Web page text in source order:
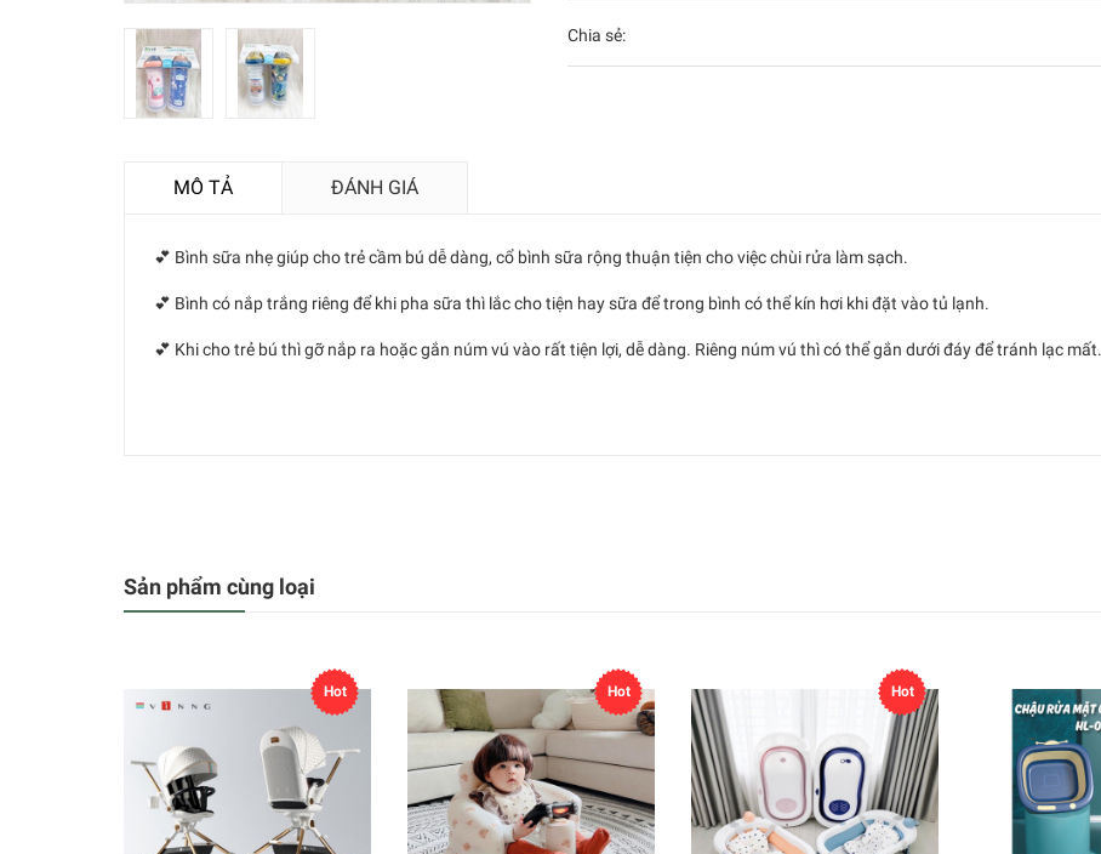
Chia sẻ:
MÔ TẢ ĐÁNH GIÁ
💕 Bình sữa nhẹ giúp cho trẻ cầm bú dễ dàng, cổ bình sữa rộng thuận tiện cho việc chùi rửa làm sạch.
💕 Bình có nắp trắng riêng để khi pha sữa thì lắc cho tiện hay sữa để trong bình có thể kín hơi khi đặt vào tủ lạnh.
💕 Khi cho trẻ bú thì gỡ nắp ra hoặc gắn núm vú vào rất tiện lợi, dễ dàng. Riêng núm vú thì có thể gắn dưới đáy để tránh lạc mất.
Sản phẩm cùng loại
Hot Hot Hot